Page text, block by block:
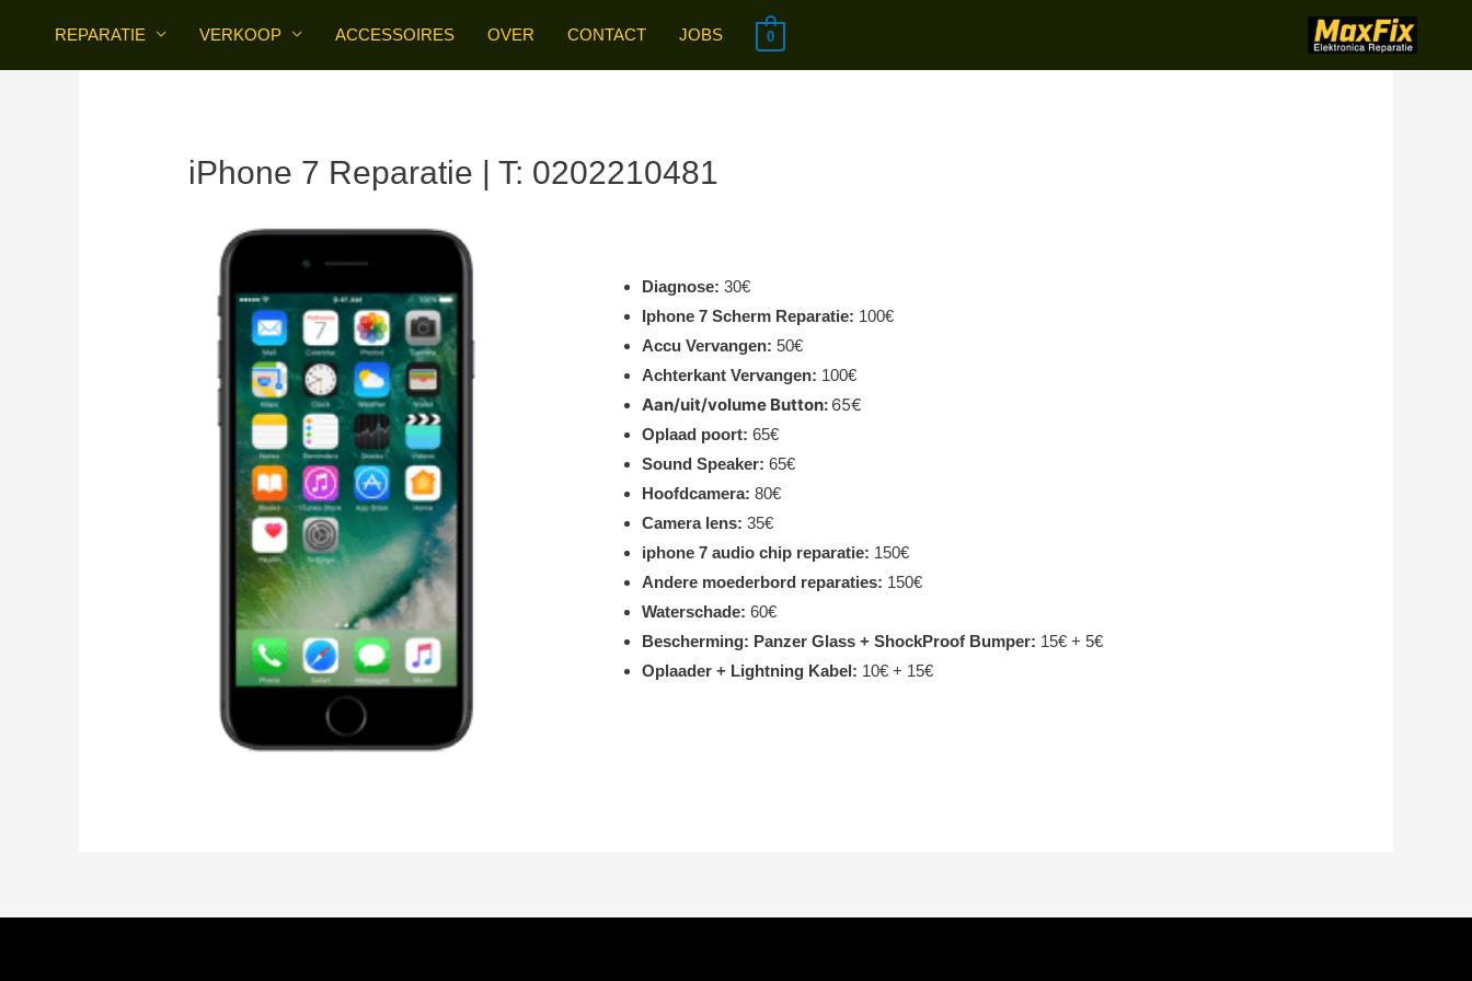
content
REPARATIE VERKOOP ACCESSOIRES OVER CONTACT JOBS 0
iPhone 7 Reparatie | T: 0202210481
Diagnose:30€
Iphone 7 Scherm Reparatie: 100€
Accu Vervangen:50€
Achterkant Vervangen: 100€
Aan/uit/volume Button: 65€
Oplaad poort:65€
Sound Speaker:65€
Hoofdcamera:80€
Camera lens:35€
iphone 7 audio chip reparatie: 150€
Andere moederbord reparaties: 150€
Waterschade:60€
Bescherming: Panzer Glass + ShockProof Bumper: 15€ + 5€
Oplaader + Lightning Kabel: 10€ + 15€